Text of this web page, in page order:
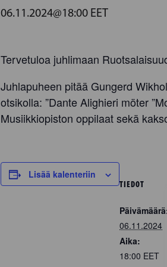
06.11.2024@18:00 EET
Tervetuloa juhlimaan
Juhlapuheen pitää Gungerd
otsikolla: ”Dante Alighieri möter
Musiikkiopiston oppilaat sekä
Lisää kalenteriin
TIEDOT
06.11.2024
Aika:
18:00 EET